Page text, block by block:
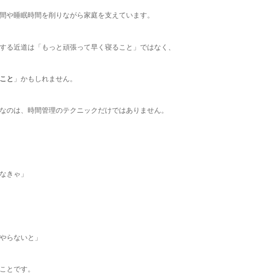
や睡眠時間を削りながら家庭を支えています。
る近道は「もっと頑張って早く寝ること」ではなく、
と 」かもしれません。
のは、時間管理のテクニックだけではありません。
きゃ」
らないと」
とです。